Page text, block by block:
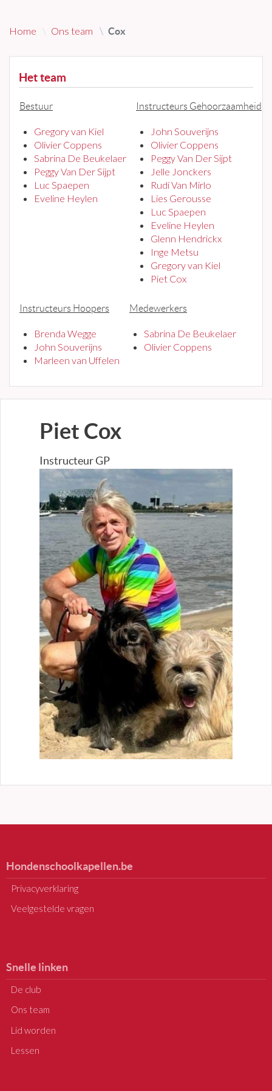
Home Ons team Cox
Piet Cox
Instructeur GP
Het team
Bestuur
Gregory van Kiel
Olivier Coppens
Sabrina De Beukelaer
Peggy Van Der Sijpt
Luc Spaepen
Eveline Heylen
Instructeurs Gehoorzaamheid
John Souverijns
Olivier Coppens
Peggy Van Der Sijpt
Jelle Jonckers
Rudi Van Mirlo
Lies Gerousse
Luc Spaepen
Eveline Heylen
Glenn Hendrickx
Inge Metsu
Gregory van Kiel
Piet Cox
Instructeurs Hoopers
Brenda Wegge
John Souverijns
Marleen van Uffelen
Medewerkers
Sabrina De Beukelaer
Olivier Coppens
Hondenschoolkapellen.be
Privacyverklaring
Veelgestelde vragen
Snelle linken
De club
Ons team
Lid worden
Lessen